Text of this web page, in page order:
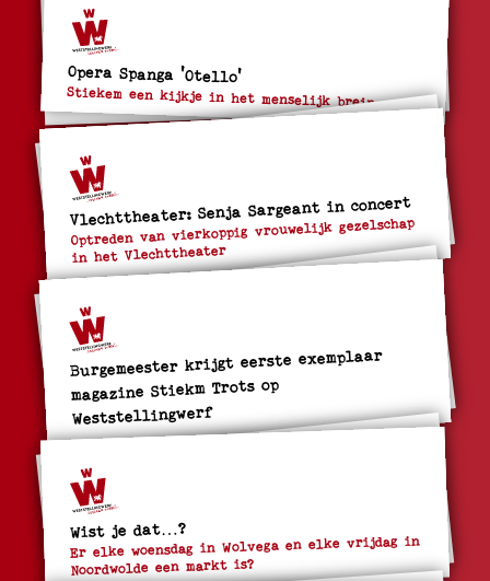
Opera Spanga 'Otello'
Stiekem een kijkje in het menselijk brein
Vlechttheater: Senja Sargeant in concert
Optreden van vierkoppig vrouwelijk gezelschap
in het Vlechttheater
Burgemeester krijgt eerste exemplaar
magazine Stiekm Trots op
Weststellingwerf
Wist je dat…?
Er elke woensdag in Wolvega en elke vrijdag in
Noordwolde een markt is?